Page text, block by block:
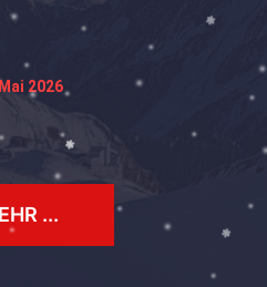
2026
...